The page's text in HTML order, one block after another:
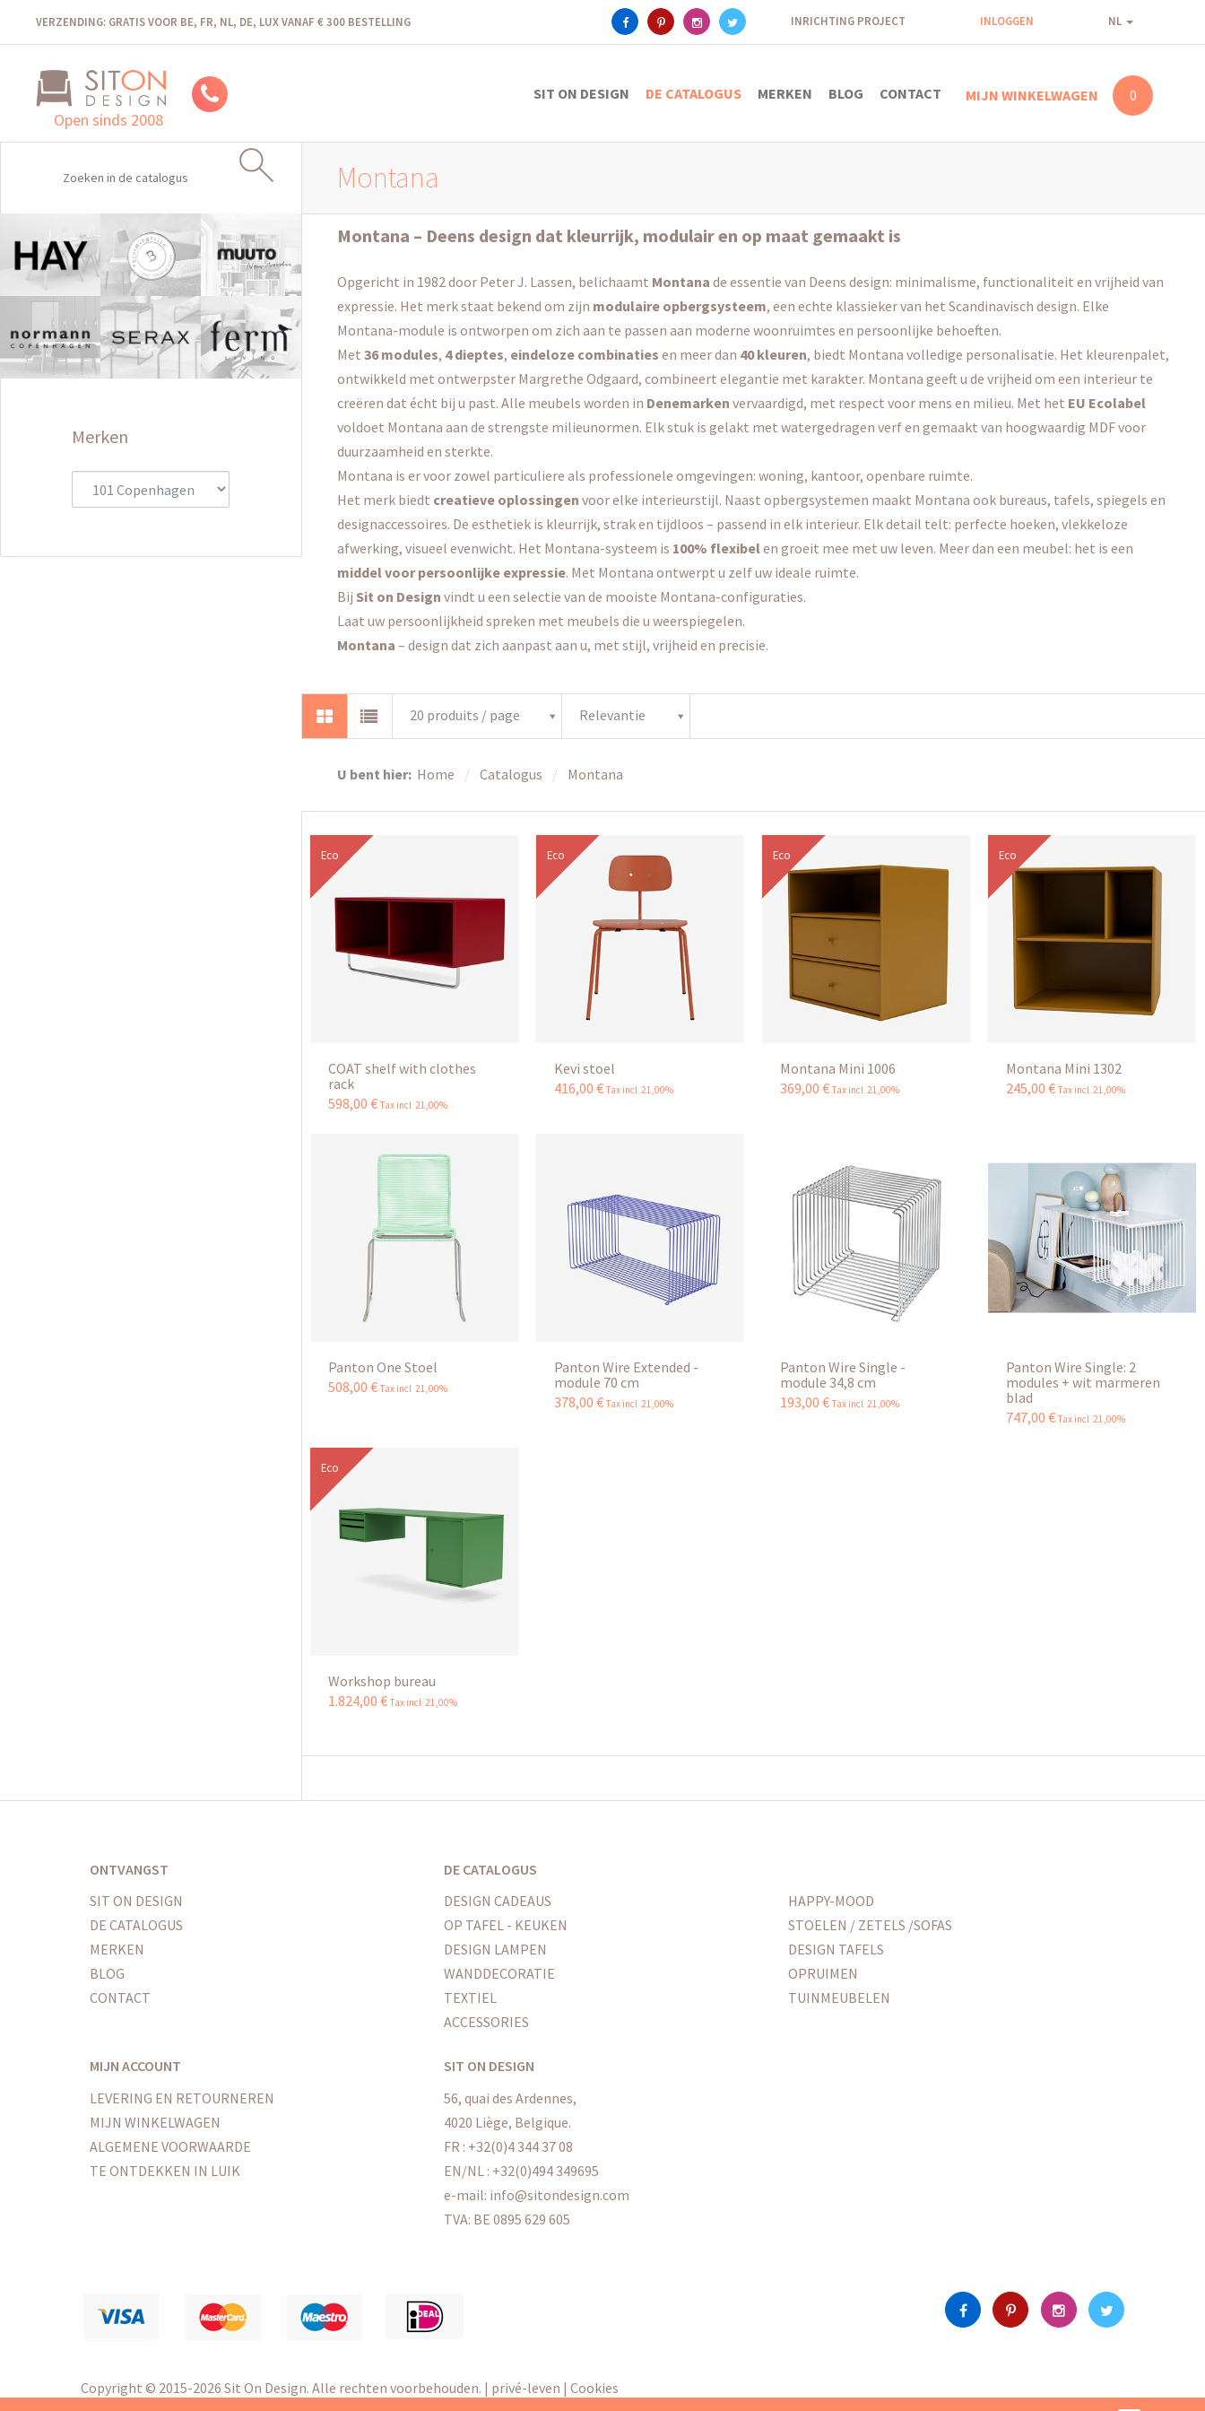
VERZENDING: GRATIS VOOR BE, FR, NL, DE, LUX VANAF € 300 BESTELLING INRICHTING PROJECT INLOGGEN NL
Open sinds 2008
SIT ON DESIGN DE CATALOGUS MERKEN BLOG CONTACT MIJN WINKELWAGEN 0
Merken
Montana
Montana – Deens design dat kleurrijk, modulair en op maat gemaakt is
Opgericht in 1982 door Peter J. Lassen, belichaamt Montana de essentie van Deens design: minimalisme, functionaliteit en vrijheid van
expressie. Het merk staat bekend om zijn modulaire opbergsysteem, een echte klassieker van het Scandinavisch design. Elke
Montana-module is ontworpen om zich aan te passen aan moderne woonruimtes en persoonlijke behoeften.
Met 36 modules, 4 dieptes, eindeloze combinaties en meer dan 40 kleuren, biedt Montana volledige personalisatie. Het kleurenpalet,
ontwikkeld met ontwerpster Margrethe Odgaard, combineert elegantie met karakter. Montana geeft u de vrijheid om een interieur te
creëren dat écht bij u past. Alle meubels worden in Denemarken vervaardigd, met respect voor mens en milieu. Met het EU Ecolabel
voldoet Montana aan de strengste milieunormen. Elk stuk is gelakt met watergedragen verf en gemaakt van hoogwaardig MDF voor
duurzaamheid en sterkte.
Montana is er voor zowel particuliere als professionele omgevingen: woning, kantoor, openbare ruimte.
Het merk biedt creatieve oplossingen voor elke interieurstijl. Naast opbergsystemen maakt Montana ook bureaus, tafels, spiegels en
designaccessoires. De esthetiek is kleurrijk, strak en tijdloos – passend in elk interieur. Elk detail telt: perfecte hoeken, vlekkeloze
afwerking, visueel evenwicht. Het Montana-systeem is 100% flexibel en groeit mee met uw leven. Meer dan een meubel: het is een
middel voor persoonlijke expressie. Met Montana ontwerpt u zelf uw ideale ruimte.
Bij Sit on Design vindt u een selectie van de mooiste Montana-configuraties.
Laat uw persoonlijkheid spreken met meubels die u weerspiegelen.
Montana – design dat zich aanpast aan u, met stijl, vrijheid en precisie.
20 produits / page Relevantie
U bent hier: Home Catalogus Montana
Eco
COAT shelf with clothes
rack
598,00 € Tax incl 21,00%
Eco
Kevi stoel
416,00 € Tax incl 21,00%
Eco
Montana Mini 1006
369,00 € Tax incl 21,00%
Eco
Montana Mini 1302
245,00 € Tax incl 21,00%
Panton One Stoel
508,00 € Tax incl 21,00%
Panton Wire Extended -
module 70 cm
378,00 € Tax incl 21,00%
Panton Wire Single -
module 34,8 cm
193,00 € Tax incl 21,00%
Panton Wire Single: 2
modules + wit marmeren
blad
747,00 € Tax incl 21,00%
Eco
Workshop bureau
1.824,00 € Tax incl 21,00%
ONTVANGST
SIT ON DESIGN
DE CATALOGUS
MERKEN
BLOG
CONTACT
DE CATALOGUS
DESIGN CADEAUS
OP TAFEL - KEUKEN
DESIGN LAMPEN
WANDDECORATIE
TEXTIEL
ACCESSORIES
HAPPY-MOOD
STOELEN / ZETELS /SOFAS
DESIGN TAFELS
OPRUIMEN
TUINMEUBELEN
MIJN ACCOUNT
LEVERING EN RETOURNEREN
MIJN WINKELWAGEN
ALGEMENE VOORWAARDE
TE ONTDEKKEN IN LUIK
SIT ON DESIGN
56, quai des Ardennes,
4020 Liège, Belgique.
FR : +32(0)4 344 37 08
EN/NL : +32(0)494 349695
e-mail: info@sitondesign.com
TVA: BE 0895 629 605
Copyright © 2015-2026 Sit On Design. Alle rechten voorbehouden. | privé-leven | Cookies